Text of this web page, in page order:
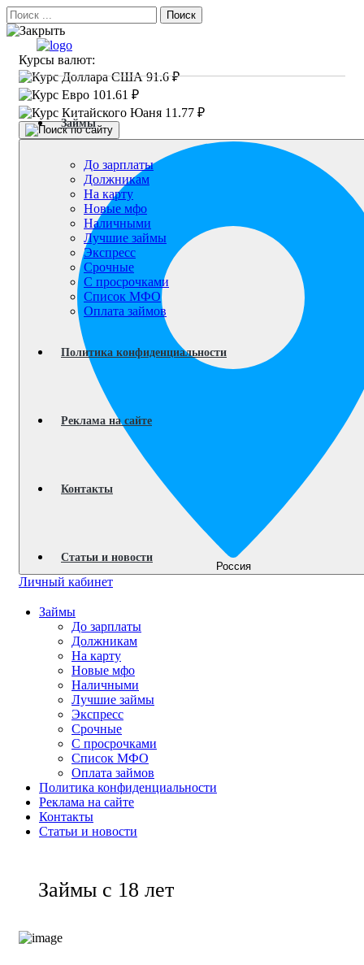
Поиск
Курсы валют:
91.6 ₽
101.61 ₽
11.77 ₽
Россия
Личный кабинет
Займы
До зарплаты
Должникам
На карту
Новые мфо
Наличными
Лучшие займы
Экспресс
Срочные
С просрочками
Список МФО
Оплата займов
Политика конфиденциальности
Реклама на сайте
Контакты
Статьи и новости
Займы
До зарплаты
Должникам
На карту
Новые мфо
Наличными
Лучшие займы
Экспресс
Срочные
С просрочками
Список МФО
Оплата займов
Политика конфиденциальности
Реклама на сайте
Контакты
Статьи и новости
Займы с 18 лет